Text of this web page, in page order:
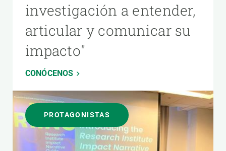
investigación a entender,
articular y comunicar su
impacto"
CONÓCENOS
PROTAGONISTAS